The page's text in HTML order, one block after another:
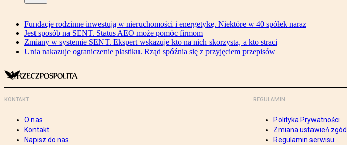
Fundacje rodzinne inwestują w nieruchomości i energetykę. Niektóre w 40 spółek naraz
Jest sposób na SENT. Status AEO może pomóc firmom
Zmiany w systemie SENT. Ekspert wskazuje kto na nich skorzysta, a kto straci
Unia nakazuje ograniczenie plastiku. Rząd spóźnia się z przyjęciem przepisów
KONTAKT
O nas
Kontakt
Napisz do nas
REGULAMIN
Polityka Prywatności
Zmiana ustawień zgód
Regulamin serwisu